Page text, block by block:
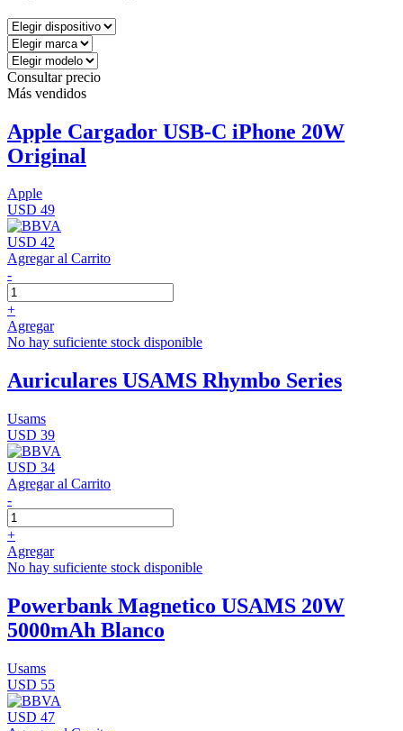
Consultar precio
Más vendidos
Apple Cargador USB-C iPhone 20W
Original
Apple
USD 49
USD 42
Agregar al Carrito
-
+
Agregar
No hay suficiente stock disponible
Auriculares USAMS Rhymbo Series
Usams
USD 39
USD 34
Agregar al Carrito
-
+
Agregar
No hay suficiente stock disponible
Powerbank Magnetico USAMS 20W
5000mAh Blanco
Usams
USD 55
USD 47